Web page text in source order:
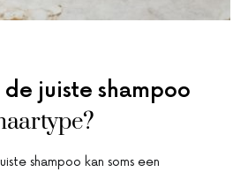
de juiste shampoo
shampoo kan soms een